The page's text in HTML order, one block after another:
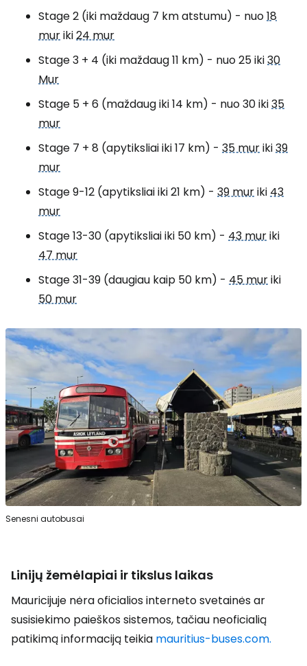
Stage 2 (iki maždaug 7 km atstumu) - nuo18
muriki24 mur
Stage 3 + 4 (iki maždaug 11 km) - nuo 25 iki30
Mur
Stage 5 + 6 (maždaug iki 14 km) - nuo 30 iki35
mur
Stage 7 + 8 (apytiksliai iki 17 km) - 35 muriki39
mur
Stage 9-12 (apytiksliai iki 21 km) - 39 muriki43
mur
Stage 13-30 (apytiksliai iki 50 km) - 43 muriki
47 mur
Stage 31-39 (daugiau kaip 50 km) - 45 muriki
50 mur
Senesni autobusai
Linijų žemėlapiai ir tikslus laikas
Mauricijuje nėra oficialios interneto svetainės ar
susisiekimo paieškos sistemos, tačiau neoficialią
patikimą informaciją teikia mauritius-buses.com.